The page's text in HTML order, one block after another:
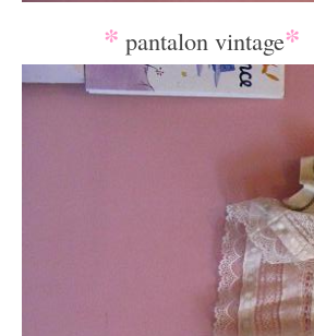
* pantalon vintage*